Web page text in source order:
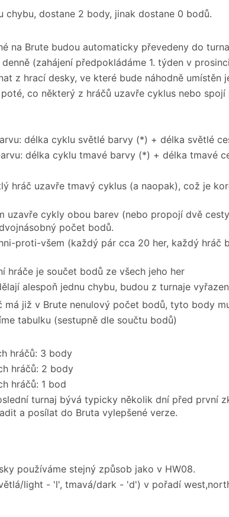
chybu, dostane 2 body, jinak dostane 0 bodů.
na Brute budou automaticky převedeny do
(zahájení předpokládáme 1. týden v
z hrací desky, ve které bude náhodně umístěn
co některý z hráčů uzavře cyklus nebo
délka cyklu světlé barvy (*) + délka světlé
délka cyklu tmavé barvy (*) + délka tmavé
hráč uzavře tmavý cyklus (a naopak), což je
uzavře cykly obou barev (nebo propojí dvě
počet bodů.
proti-všem (každý pár cca 20 her, každý hráč
hráče je součet bodů ze všech jeho her
alespoň jednu chybu, budou z turnaje
má již v Brute nenulový počet bodů, tyto body
tabulku (sestupně dle součtu bodů)
hráčů: 3 body
hráčů: 2 body
hráčů: 1 bod
turnaj bývá typicky několik dní před první
a posílat do Bruta vylepšené verze.
používáme stejný způsob jako v HW08.
light - 'l', tmavá/dark - 'd') v pořadí